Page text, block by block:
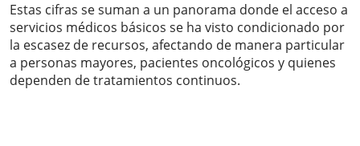
Estas cifras se suman a un panorama donde el acceso a
servicios médicos básicos se ha visto condicionado por
la escasez de recursos, afectando de manera particular
a personas mayores, pacientes oncológicos y quienes
dependen de tratamientos continuos.